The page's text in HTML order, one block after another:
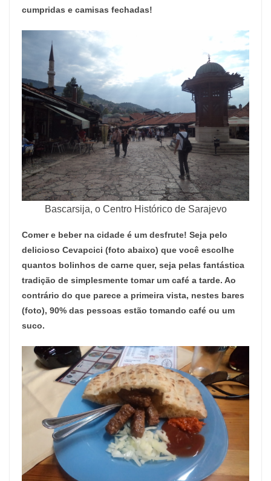
cumpridas e camisas fechadas!
Bascarsija, o Centro Histórico de Sarajevo
Comer e beber na cidade é um desfrute! Seja pelo
delicioso Cevapcici (foto abaixo) que você escolhe
quantos bolinhos de carne quer, seja pelas fantástica
tradição de simplesmente tomar um café a tarde. Ao
contrário do que parece a primeira vista, nestes bares
(foto), 90% das pessoas estão tomando café ou um
suco.